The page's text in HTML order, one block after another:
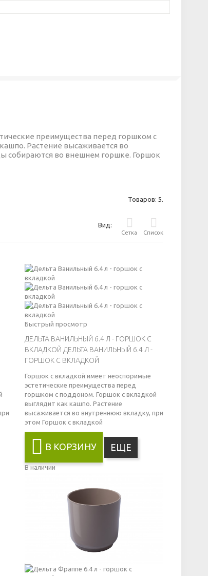
преимущества перед горшком с
Растение высаживается во
собираются во внешнем горшке. Горшок
Товаров: 5.
Вид:
Сетка Список
Быстрый просмотр
ДЕЛЬТА ВАНИЛЬНЫЙ 6.4 Л - ГОРШОК С
ВКЛАДКОЙ ДЕЛЬТА ВАНИЛЬНЫЙ 6.4 Л -
ГОРШОК С ВКЛАДКОЙ
Горшок с вкладкой имеет неоспоримые
эстетические преимущества перед
горшком с поддоном. Горшок с вкладкой
выглядит как кашпо. Растение
высаживается во внутреннюю вкладку, при
этом Горшок с вкладкой
В КОРЗИНУ ЕЩЕ
В наличии